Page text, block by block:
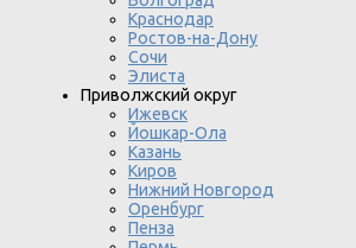
Краснодар
Ростов-на-Дону
Сочи
Элиста
Приволжский округ
Ижевск
Йошкар-Ола
Казань
Киров
Нижний Новгород
Оренбург
Пенза